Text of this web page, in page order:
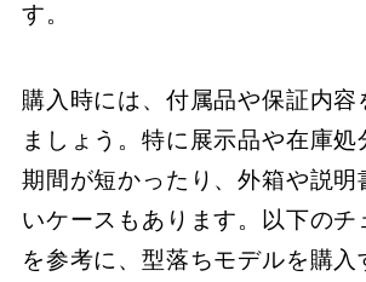
す。
購入時には、付属品や保証内容
ましょう。特に展示品や在庫処
期間が短かったり、外箱や説明
いケースもあります。以下のチ
を参考に、型落ちモデルを購入